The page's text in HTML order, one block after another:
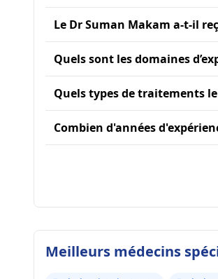
Le Dr Suman Makam a-t-il
Quels sont les domaines
Quels types de traitements
Combien d'années
Meilleurs médecins